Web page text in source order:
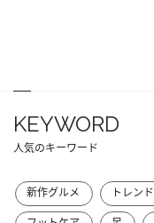
KEYWORD
人気のキーワード
新作グルメ トレンド